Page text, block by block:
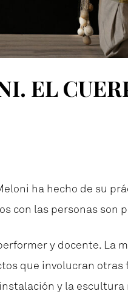
EL
ha hecho de su
con las personas son
y docente. La
que involucran
y la